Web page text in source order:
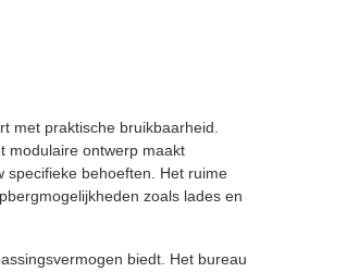
met praktische bruikbaarheid.
modulaire ontwerp maakt
specifieke behoeften. Het ruime
zoals lades en
biedt. Het bureau